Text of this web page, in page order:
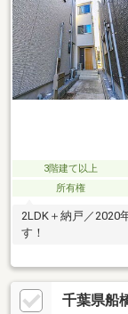
3階建て以上
所有権
2LDK＋納戸／2020
す！
千葉県船